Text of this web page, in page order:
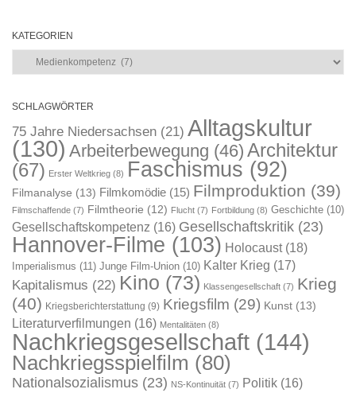
KATEGORIEN
Kategorien
SCHLAGWÖRTER
75 Jahre Niedersachsen (21) Alltagskultur
(130) Arbeiterbewegung (46) Architektur
(67) Erster Weltkrieg (8) Faschismus (92)
Filmanalyse (13) Filmkomödie (15) Filmproduktion (39)
Filmschaffende (7) Filmtheorie (12) Flucht (7) Fortbildung (8) Geschichte (10)
Gesellschaftskompetenz (16) Gesellschaftskritik (23)
Hannover-Filme (103) Holocaust(18)
Imperialismus (11) Junge Film-Union (10) Kalter Krieg (17)
Kapitalismus (22) Kino (73) Klassengesellschaft (7) Krieg
(40) Kriegsberichterstattung (9) Kriegsfilm (29) Kunst (13)
Literaturverfilmungen (16) Mentalitäten (8)
Nachkriegsgesellschaft (144)
Nachkriegsspielfilm (80)
Nationalsozialismus (23) NS-Kontinuität (7) Politik (16)